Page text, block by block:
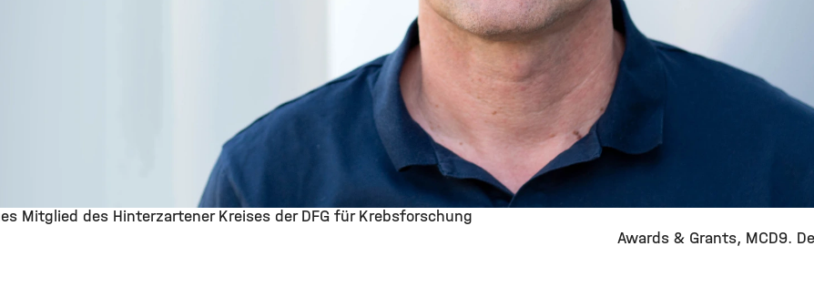
Mitglied des Hinterzartener Kreises der DFG für Krebsforschung
Awards & Grants MCD9.